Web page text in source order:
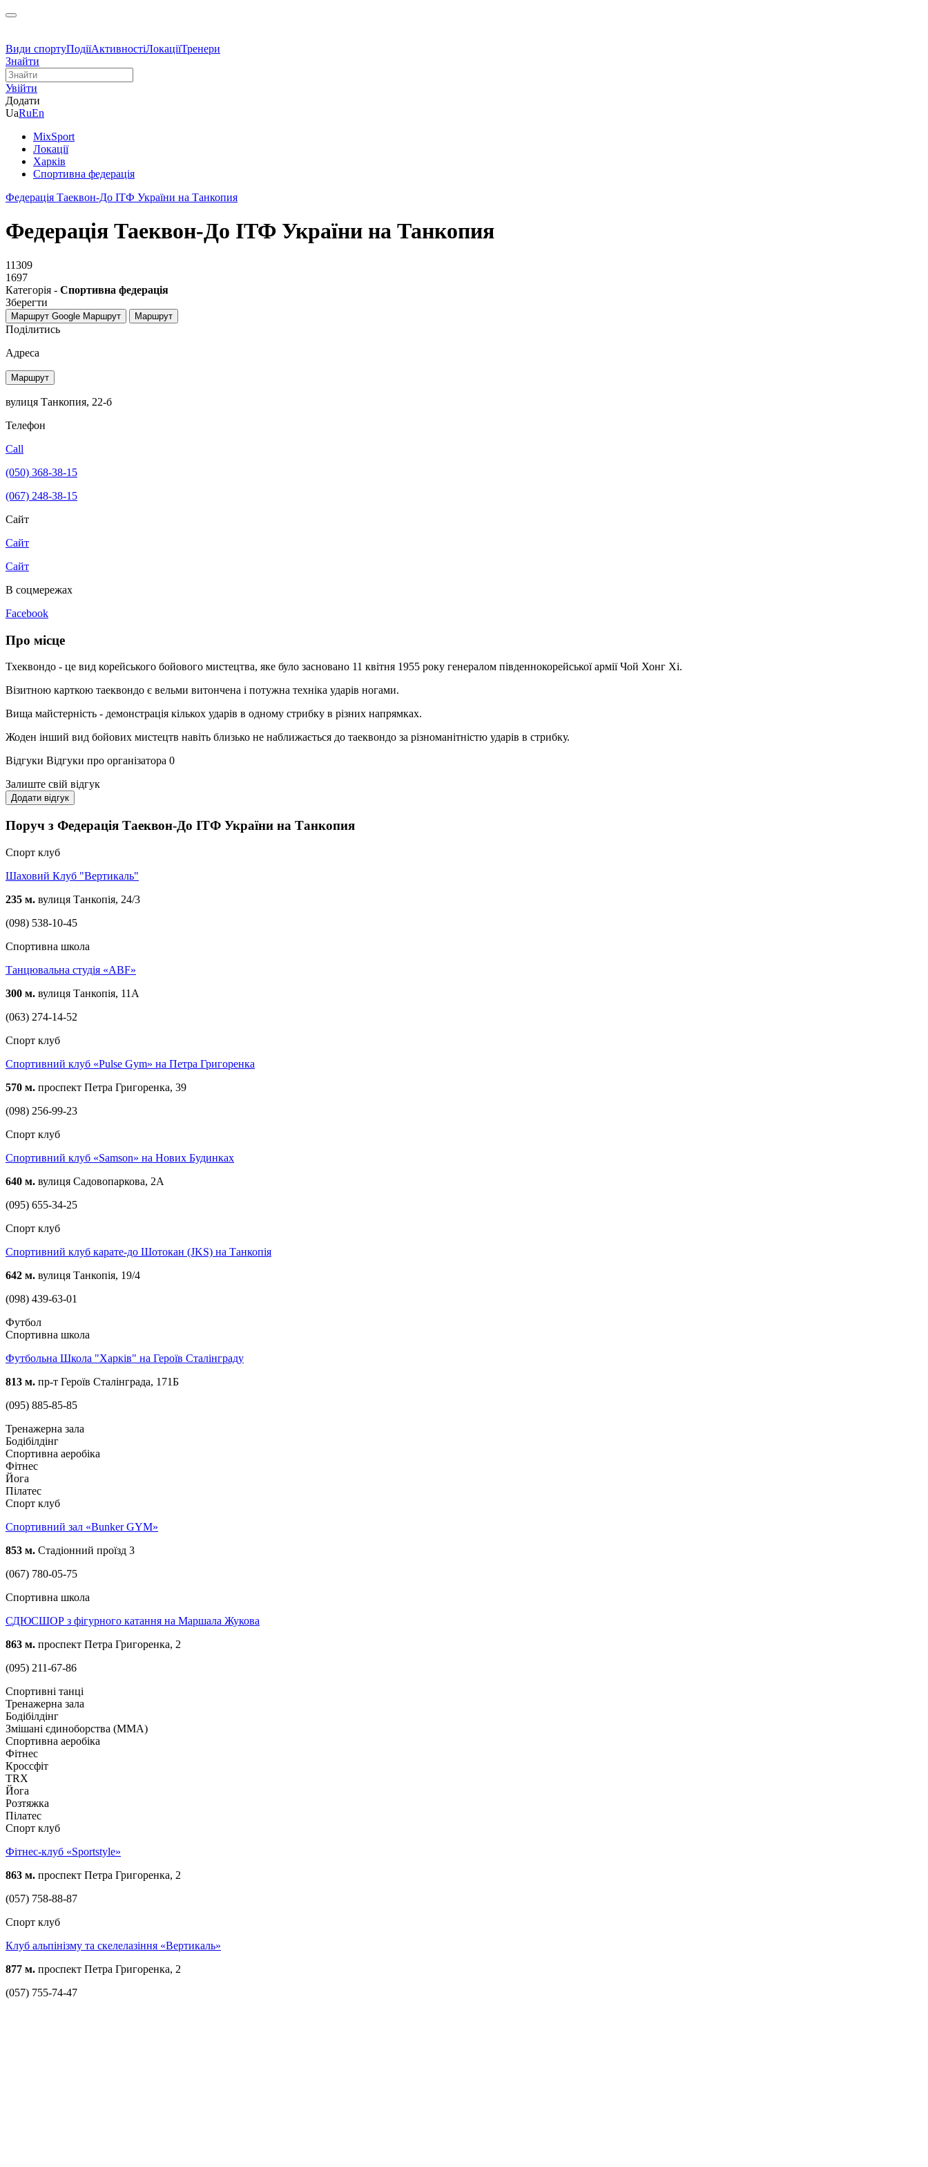
Види спортуПодіїАктивностіЛокаціїТренери
Знайти
Увійти
Додати
UaRuEn
MixSport
Локації
Харків
Спортивна федерація
Федерація Таеквон-До ІТФ України на Танкопия
Федерація Таеквон-До ІТФ України на Танкопия
11309
1697
Категорія - Спортивна федерація
Зберегти
Маршрут Google Маршрут Маршрут
Поділитись
Адреса
Маршрут
вулиця Танкопия, 22-б
Телефон
Call
(050) 368-38-15
(067) 248-38-15
Сайт
Сайт
Сайт
В соцмережах
Facebook
Про місце
Тхеквондо - це вид корейського бойового мистецтва, яке було засновано 11 квітня 1955 року генералом південнокорейської армії Чой Хонг Хі.
Візитною карткою таеквондо є вельми витончена і потужна техніка ударів ногами.
Вища майстерність - демонстрація кількох ударів в одному стрибку в різних напрямках.
Жоден інший вид бойових мистецтв навіть близько не наближається до таеквондо за різноманітністю ударів в стрибку.
Відгуки Відгуки про організатора 0
Залиште свій відгук
Додати відгук
Поруч з Федерація Таеквон-До ІТФ України на Танкопия
Спорт клуб
Шаховий Клуб "Вертикаль"
235 м. вулиця Танкопія, 24/3
(098) 538-10-45
Спортивна школа
Танцювальна студія «ABF»
300 м. вулиця Танкопія, 11А
(063) 274-14-52
Спорт клуб
Спортивний клуб «Pulse Gym» на Петра Григоренка
570 м. проспект Петра Григоренка, 39
(098) 256-99-23
Спорт клуб
Спортивний клуб «Samson» на Нових Будинках
640 м. вулиця Садовопаркова, 2А
(095) 655-34-25
Спорт клуб
Спортивний клуб карате-до Шотокан (JKS) на Танкопія
642 м. вулиця Танкопія, 19/4
(098) 439-63-01
Футбол
Спортивна школа
Футбольна Школа "Харків" на Героїв Сталінграду
813 м. пр-т Героїв Сталінграда, 171Б
(095) 885-85-85
Тренажерна зала
Бодібілдінг
Спортивна аеробіка
Фітнес
Йога
Пілатес
Спорт клуб
Спортивний зал «Bunker GYM»
853 м. Стадіонний проїзд 3
(067) 780-05-75
Спортивна школа
СДЮСШОР з фігурного катання на Маршала Жукова
863 м. проспект Петра Григоренка, 2
(095) 211-67-86
Спортивні танці
Тренажерна зала
Бодібілдінг
Змішані єдиноборства (ММА)
Спортивна аеробіка
Фітнес
Кроссфіт
TRX
Йога
Розтяжка
Пілатес
Спорт клуб
Фітнес-клуб «Sportstyle»
863 м. проспект Петра Григоренка, 2
(057) 758-88-87
Спорт клуб
Клуб альпінізму та скелелазіння «Вертикаль»
877 м. проспект Петра Григоренка, 2
(057) 755-74-47